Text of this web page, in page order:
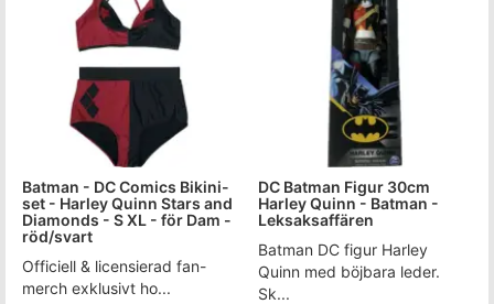
Batman - DC Comics Bikini-
set - Harley Quinn Stars and
Diamonds - S XL - för Dam -
röd/svart
Officiell & licensierad fan-
merch exklusivt ho...
DC Batman Figur 30cm
Harley Quinn - Batman -
Leksaksaffären
Batman DC figur Harley
Quinn med böjbara leder.
Sk...